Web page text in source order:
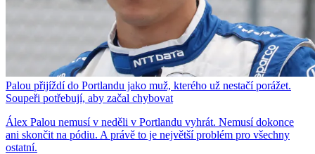
Palou přijíždí do Portlandu jako muž, kterého už nestačí porážet.
Soupeři potřebují, aby začal chybovat
Álex Palou nemusí v neděli v Portlandu vyhrát. Nemusí dokonce
ani skončit na pódiu. A právě to je největší problém pro všechny
ostatní.